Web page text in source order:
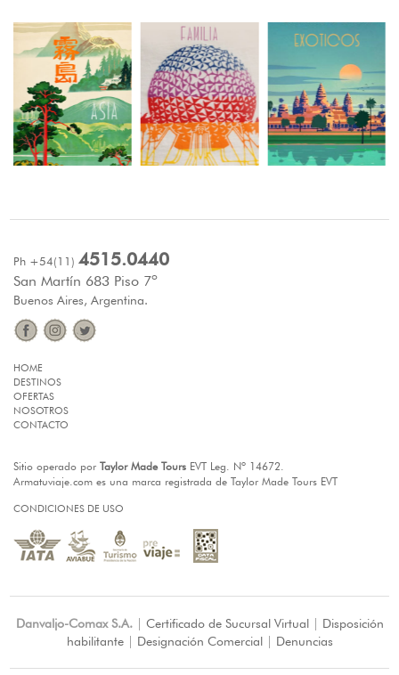
Ph +54(11) 4515.0440
San Martín 683 Piso 7º
Buenos Aires, Argentina.
HOME
DESTINOS
OFERTAS
NOSOTROS
CONTACTO
Sitio operado por Taylor Made Tours EVT Leg. Nº 14672.
Armatuviaje.com es una marca registrada de Taylor Made Tours EVT
CONDICIONES DE USO
Danvaljo-Comax S.A.| Certificado de Sucursal Virtual| Disposición
habilitante| Designación Comercial| Denuncias